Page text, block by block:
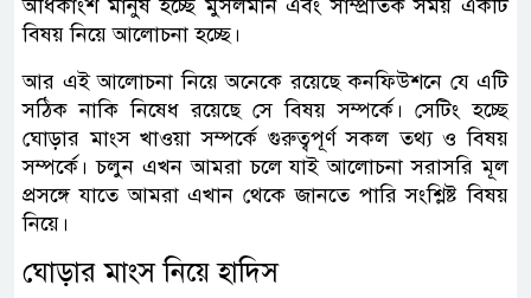
অধিকাংশ মানুষ হচ্ছে মুসলমান এবং সাম্প্রতিক সময় একটি
বিষয় নিয়ে আলোচনা হচ্ছে।
আর এই আলোচনা নিয়ে অনেকে রয়েছে কনফিউশনে যে এটি
সঠিক নাকি নিষেধ রয়েছে সে বিষয় সম্পর্কে। সেটিং হচ্ছে
ঘোড়ার মাংস খাওয়া সম্পর্কে গুরুত্বপূর্ণ সকল তথ্য ও বিষয়
সম্পর্কে। চলুন এখন আমরা চলে যাই আলোচনা সরাসরি মূল
প্রসঙ্গে যাতে আমরা এখান থেকে জানতে পারি সংশ্লিষ্ট বিষয়
নিয়ে।
ঘোড়ার মাংস নিয়ে হাদিস